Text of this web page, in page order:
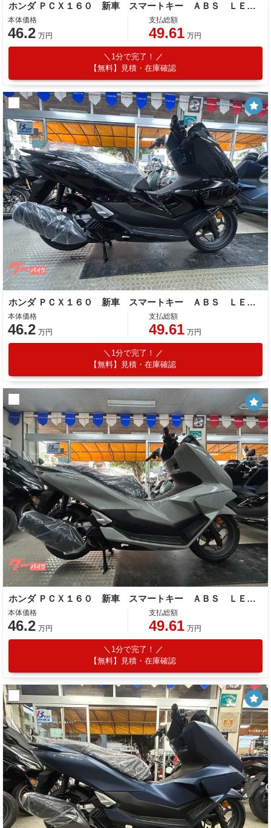
ホンダ ＰＣＸ１６０ 新車 スマートキー ＡＢＳ ＬＥＤ Ｔｙｐｅ−Ｃソケット
本体価格
46.2 万円
支払総額
49.61 万円
1分で完了！
【無料】見積・在庫確認
ホンダ ＰＣＸ１６０ 新車 スマートキー ＡＢＳ ＬＥＤ Ｔｙｐｅ−Ｃソケット
本体価格
46.2 万円
支払総額
49.61 万円
1分で完了！
【無料】見積・在庫確認
ホンダ ＰＣＸ１６０ 新車 スマートキー ＡＢＳ ＬＥＤ Ｔｙｐｅ−Ｃソケット
本体価格
46.2 万円
支払総額
49.61 万円
1分で完了！
【無料】見積・在庫確認